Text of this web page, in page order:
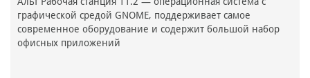
графической средой GNOME, поддерживает самое
современное оборудование и содержит большой набор
офисных приложений